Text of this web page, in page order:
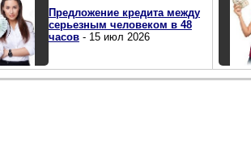
Предложение кредита между
серьезным человеком в 48
часов- 15 июл 2026